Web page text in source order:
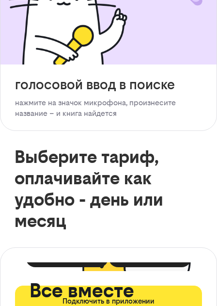
голосовой ввод в поиске
нажмите на значок микрофона, произнесите
название – и книга найдется
Выберите тариф,
оплачивайте как
удобно - день или
месяц
Все вместе
Подключить в приложении